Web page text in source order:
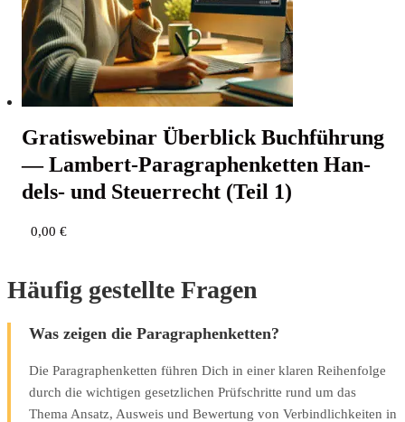
Gra­tis­web­i­nar Über­blick Buch­füh­rung
— Lam­bert-Para­gra­phen­ket­ten Han­
dels- und Steu­er­recht (Teil 1)
0,00 €
Häufig gestellte Fragen
Was zeigen die Paragraphenketten?
Die Paragraphenketten führen Dich in einer klaren Reihenfolge
durch die wichtigen gesetzlichen Prüfschritte rund um das
Thema Ansatz, Ausweis und Bewertung von Verbindlichkeiten in